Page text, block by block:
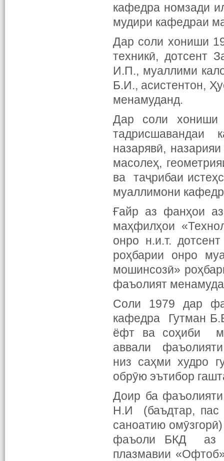
кафедра номзади
мудири кафедраи
Дар соли хониши
техникӣ, дотсент
И.П., муаллими
Б.И., асистентон,
менамуданд.
Дар соли хониши
тадрисшавандаи
назарявӣ,
масолеҳ,
ва таҷрибаи
муаллимони
Ғайр аз фанҳои
маҳфилҳои
онро н.и.т.
роҳбарии онро
мошинсозӣ»
фаъолият
Соли 1979 дар
кафедра Гутман
ёфт ва соҳиби
аввали фаъолияти
низ саҳми худро
обрӯю эътибор
Доир ба
Н.И (баъдтар, пас
саноатию
фаъоли БКД аз
плазмавии